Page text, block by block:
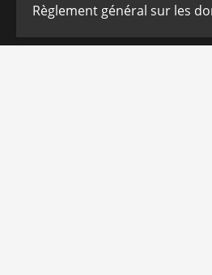
Règlement général sur les